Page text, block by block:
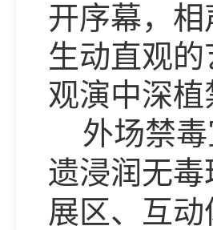
开序幕，
生动直观
观演中深
外场禁
遗浸润无
展区、互